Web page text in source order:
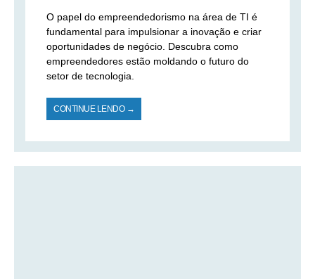
O papel do empreendedorismo na área de TI é
fundamental para impulsionar a inovação e criar
oportunidades de negócio. Descubra como
empreendedores estão moldando o futuro do
setor de tecnologia.
CONTINUE LENDO →